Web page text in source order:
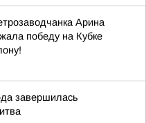
Арина
победу на Кубке
завершилась